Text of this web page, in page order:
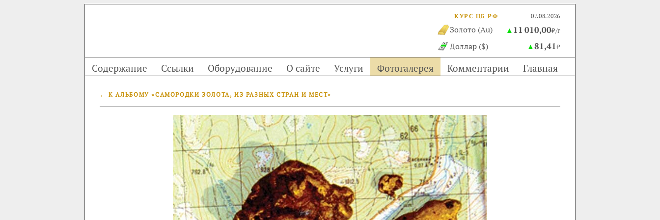
КУРС ЦБ РФ 07.08.2026
Золото (Au) ▲ 11 010,00₽/г
Доллар ($) ▲81,41₽
Содержание Ссылки Оборудование О сайте Услуги Фотогалерея Комментарии Главная
← К АЛЬБОМУ «САМОРОДКИ ЗОЛОТА, ИЗ РАЗНЫХ СТРАН И МЕСТ»